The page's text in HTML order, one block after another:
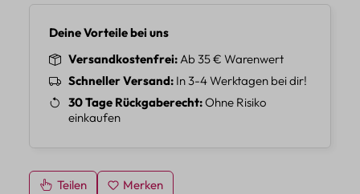
Deine Vorteile bei uns
Versandkostenfrei Ab 35 € Warenwert
Schneller Versand In 3-4 Werktagen bei dir!
30 Tage Rückgaberecht Ohne Risiko
einkaufen
Teilen Merken